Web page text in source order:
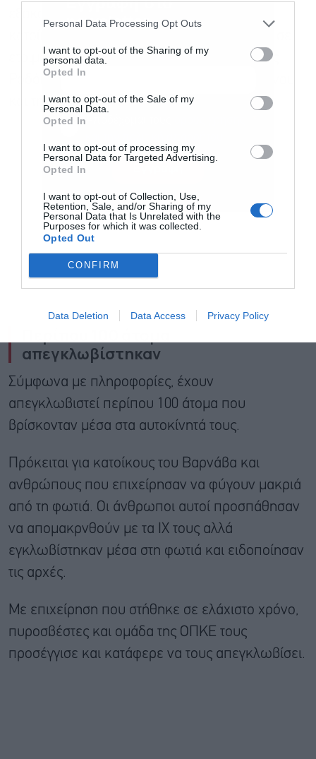
Personal Data Processing Opt Outs
I want to opt-out of the Sharing of my
personal data.
Opted In
I want to opt-out of the Sale of my
Personal Data.
Opted In
I want to opt-out of processing my
Personal Data for Targeted Advertising.
Opted In
I want to opt-out of Collection, Use,
Retention, Sale, and/or Sharing of my
Personal Data that Is Unrelated with the
Purposes for which it was collected.
Opted Out
CONFIRM
Data Deletion Data Access Privacy Policy
ετοιμότητα. Πρόκειται για τους κατοίκους της
Ροδόπολης, του Διονύσου, του Αγίου Στεφάνου
και της Σταμάτας.
απεγκλωβίστηκαν
Σύμφωνα με πληροφορίες, έχουν
απεγκλωβιστεί περίπου 100 άτομα που
βρίσκονταν μέσα στα αυτοκίνητά τους.
Πρόκειται για κατοίκους του Βαρνάβα και
ανθρώπους που επιχείρησαν να φύγουν μακριά
από τη φωτιά. Οι άνθρωποι αυτοί προσπάθησαν
να απομακρνθούν με τα ΙΧ τους αλλά
εγκλωβίστηκαν μέσα στη φωτιά και ειδοποίησαν
τις αρχές.
Με επιχείρηση που στήθηκε σε ελάχιστο χρόνο,
πυροσβέστες και ομάδα της ΟΠΚΕ τους
προσέγγισε και κατάφερε να τους απεγκλωβίσει.
newsletter
Αποδέχομαι τους